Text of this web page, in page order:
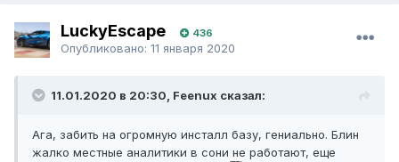
LuckyEscape 436
Опубликовано: 11 января 2020
11.01.2020 в 20:30, Feenux сказал:
Ага, забить на огромную инсталл базу, гениально. Блин
жалко местные аналитики в сони не работают, еще